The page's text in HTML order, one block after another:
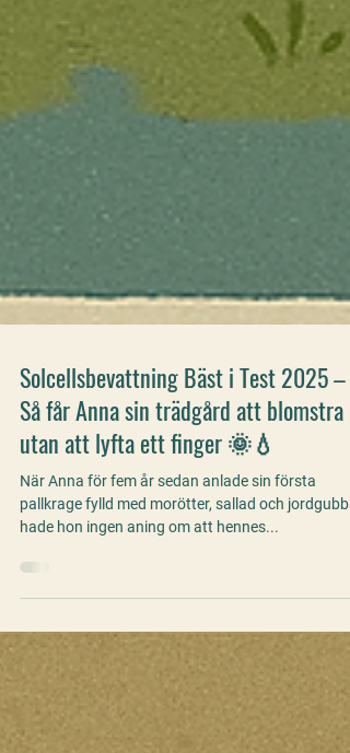
Solcellsbevattning Bäst i Test 2025 –
Så får Anna sin trädgård att blomstra
utan att lyfta ett finger 🌞💧
När Anna för fem år sedan anlade sin första
hade hon ingen aning om att hennes...